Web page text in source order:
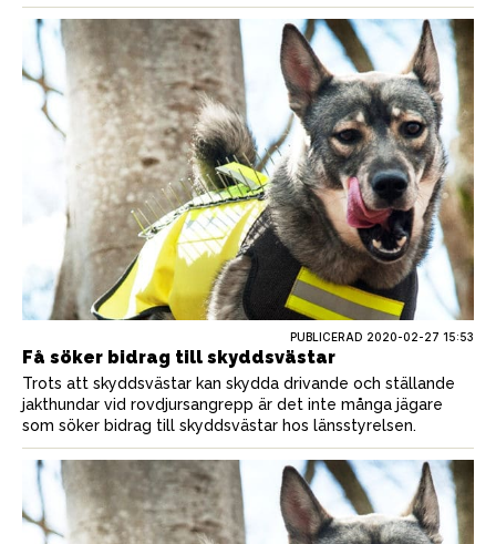
PUBLICERAD 2020-02-27 15:53
Få söker bidrag till skyddsvästar
Trots att skyddsvästar kan skydda drivande och ställande
jakthundar vid rovdjursangrepp är det inte många jägare
som söker bidrag till skyddsvästar hos länsstyrelsen.